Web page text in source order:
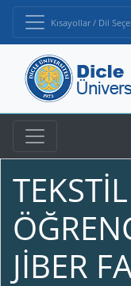
Kısayollar / Dil
JİBER